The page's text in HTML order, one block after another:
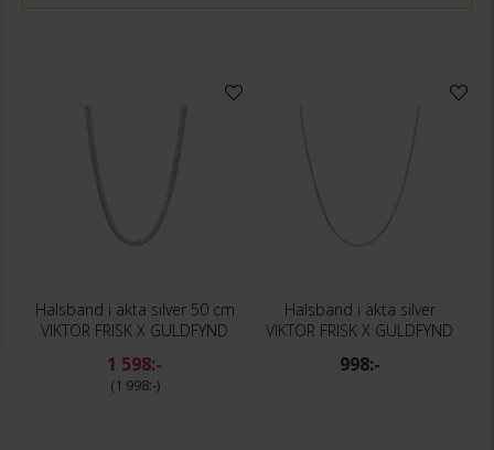
Halsband i äkta silver 50 cm
VIKTOR FRISK X GULDFYND
1 598:-
1 998:-
Halsband i äkta silver
VIKTOR FRISK X GULDFYND
998:-